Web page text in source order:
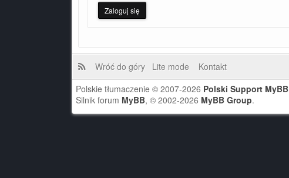
Wróć do góry Lite mode
Kontakt
Polskie tłumaczenie © 2007-2026 Polski Support MyBB
Silnik forum MyBB, © 2002-2026 MyBB Group.